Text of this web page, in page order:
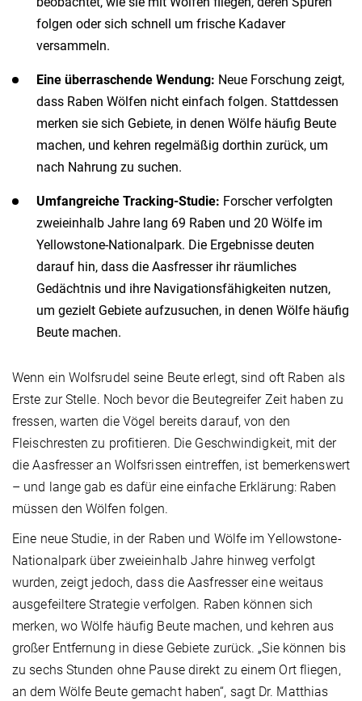
folgen oder sich schnell um frische Kadaver
versammeln.
Eine überraschende Wendung: Neue Forschung zeigt,
dass Raben Wölfen nicht einfach folgen. Stattdessen
merken sie sich Gebiete, in denen Wölfe häufig Beute
machen, und kehren regelmäßig dorthin zurück, um
nach Nahrung zu suchen.
Umfangreiche Tracking-Studie: Forscher verfolgten
zweieinhalb Jahre lang 69 Raben und 20 Wölfe im
Yellowstone-Nationalpark. Die Ergebnisse deuten
darauf hin, dass die Aasfresser ihr räumliches
Gedächtnis und ihre Navigationsfähigkeiten nutzen,
um gezielt Gebiete aufzusuchen, in denen Wölfe häufig
Beute machen.
Wenn ein Wolfsrudel seine Beute erlegt, sind oft Raben als
Erste zur Stelle. Noch bevor die Beutegreifer Zeit haben zu
fressen, warten die Vögel bereits darauf, von den
Fleischresten zu profitieren. Die Geschwindigkeit, mit der
die Aasfresser an Wolfsrissen eintreffen, ist bemerkenswert
– und lange gab es dafür eine einfache Erklärung: Raben
müssen den Wölfen folgen.
Eine neue Studie, in der Raben und Wölfe im Yellowstone-
Nationalpark über zweieinhalb Jahre hinweg verfolgt
wurden, zeigt jedoch, dass die Aasfresser eine weitaus
ausgefeiltere Strategie verfolgen. Raben können sich
merken, wo Wölfe häufig Beute machen, und kehren aus
großer Entfernung in diese Gebiete zurück. „Sie können bis
zu sechs Stunden ohne Pause direkt zu einem Ort fliegen,
an dem Wölfe Beute gemacht haben“, sagt Dr. Matthias